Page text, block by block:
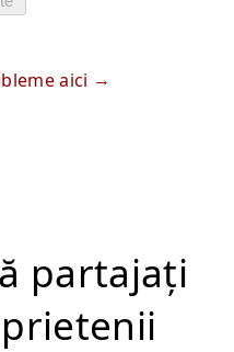
aici
partajați
prietenii